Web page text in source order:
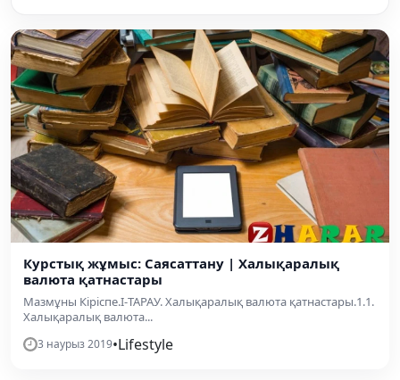
Курстық жұмыс: Саясаттану | Халықаралық
валюта қатнастары
Мазмұны Кіріспе.I-ТАРАУ. Халықаралық валюта қатнастары.1.1.
Халықаралық валюта...
3 наурыз 2019•Lifestyle